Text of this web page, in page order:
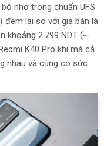
bộ nhớ trong chuẩn UFS
đem lại so với giá bán là
khoảng 2.799 NDT (~
K40 Pro khi mà cả
nhau và cùng có sức